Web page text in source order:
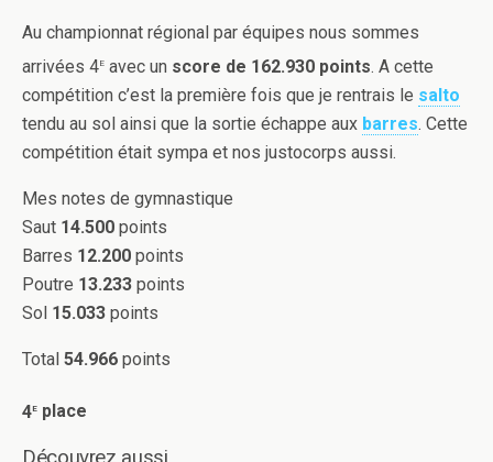
Au championnat régional par équipes nous sommes
arrivées 4e avec un score de 162.930 points. A cette
compétition c’est la première fois que je rentrais le salto
tendu au sol ainsi que la sortie échappe aux barres. Cette
compétition était sympa et nos justocorps aussi.
Mes notes de gymnastique
Saut 14.500 points
Barres 12.200 points
Poutre 13.233 points
Sol 15.033 points
Total 54.966 points
4e place